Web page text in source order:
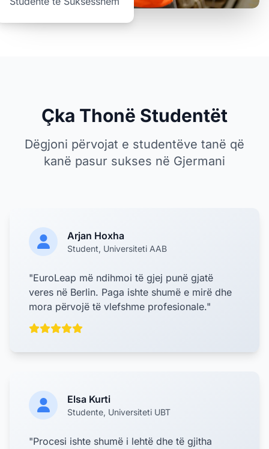
Çka Thonë Studentët
Dëgjoni përvojat e studentëve tanë që
kanë pasur sukses në Gjermani
Arjan Hoxha
Student, Universiteti AAB
"EuroLeap më ndihmoi të gjej punë gjatë
veres në Berlin. Paga ishte shumë e mirë dhe
mora përvojë të vlefshme profesionale."
Elsa Kurti
Studente, Universiteti UBT
"Procesi ishte shumë i lehtë dhe të gjitha